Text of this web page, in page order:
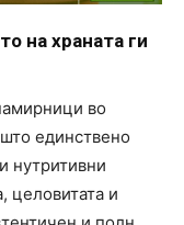
на храната ги
во
единствено
нутритивни
целовитата и